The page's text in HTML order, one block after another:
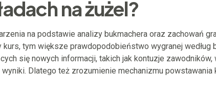
na żużel?
na podstawie analizy bukmachera oraz zachowań
tym większe prawdopodobieństwo wygranej według
się nowych informacji, takich jak kontuzje
Dlatego też zrozumienie mechanizmu